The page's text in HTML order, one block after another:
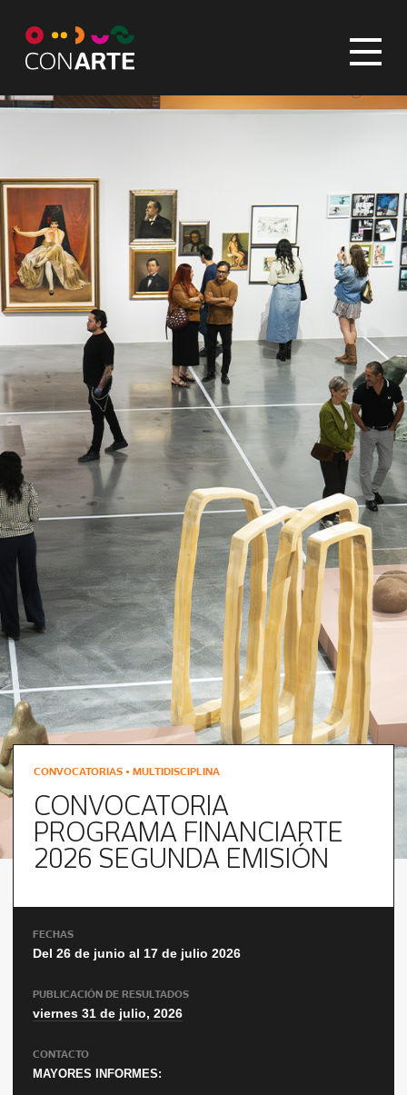
CONVOCATORIAS • MULTIDISCIPLINA
CONVOCATORIA
PROGRAMA FINANCIARTE
2026 SEGUNDA EMISIÓN
FECHAS
Del 26 de junio al 17 de julio 2026
PUBLICACIÓN DE RESULTADOS
viernes 31 de julio, 2026
CONTACTO
MAYORES INFORMES: